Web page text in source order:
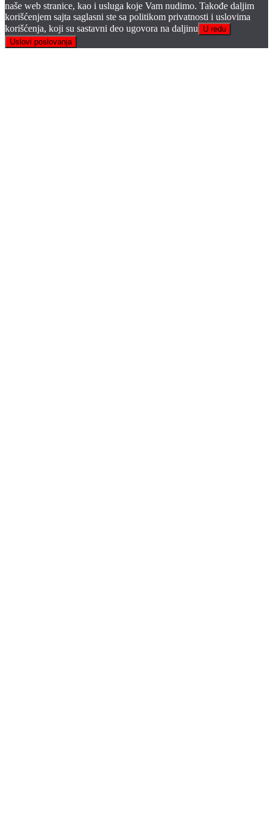
naše web stranice, kao i usluga koje Vam nudimo. Takođe daljim
korišćenjem sajta saglasni ste sa politikom privatnosti i uslovima
korišćenja, koji su sastavni deo ugovora na daljinu U redu
Uslovi poslovanja